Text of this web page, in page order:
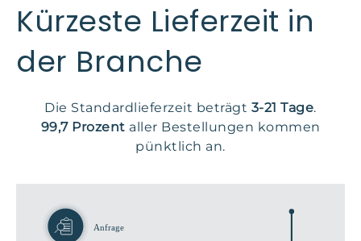
Kürzeste Lieferzeit in
der Branche
Die Standardlieferzeit beträgt 3-21 Tage.
99,7 Prozent aller Bestellungen kommen
pünktlich an.